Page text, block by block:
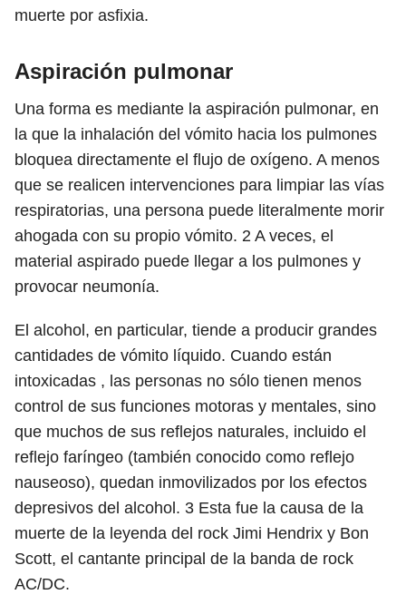
muerte por asfixia.
Aspiración pulmonar
Una forma es mediante la aspiración pulmonar, en
la que la inhalación del vómito hacia los pulmones
bloquea directamente el flujo de oxígeno. A menos
que se realicen intervenciones para limpiar las vías
respiratorias, una persona puede literalmente morir
ahogada con su propio vómito. 2 A veces, el
material aspirado puede llegar a los pulmones y
provocar neumonía.
El alcohol, en particular, tiende a producir grandes
cantidades de vómito líquido. Cuando están
intoxicadas , las personas no sólo tienen menos
control de sus funciones motoras y mentales, sino
que muchos de sus reflejos naturales, incluido el
reflejo faríngeo (también conocido como reflejo
nauseoso), quedan inmovilizados por los efectos
depresivos del alcohol. 3 Esta fue la causa de la
muerte de la leyenda del rock Jimi Hendrix y Bon
Scott, el cantante principal de la banda de rock
AC/DC.